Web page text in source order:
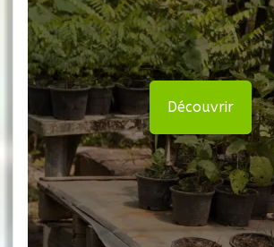
Découvrir